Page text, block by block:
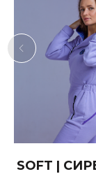
SOFT |